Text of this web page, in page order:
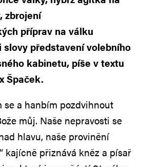
zbrojení
příprav na válku
slovy představení volebního
kabinetu, píše v textu
Špaček.
se a hanbím pozdvihnout
můj. Naše nepravosti se
hlavu, naše provinění
kajícně přiznává kněz a písař